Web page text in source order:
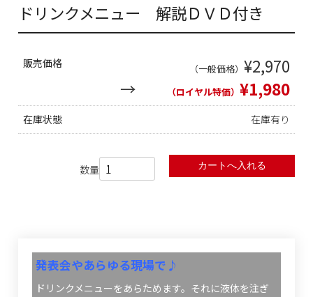
ドリンクメニュー 解説ＤＶＤ付き
販売価格 （一般価格） ¥2,970
（ロイヤル特価） ¥1,980
在庫状態 在庫有り
数量
発表会やあらゆる現場で♪
ドリンクメニューをあらためます。それに液体を注ぎ